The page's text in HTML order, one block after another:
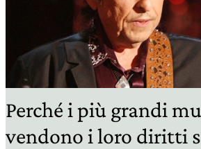
Perché i più grandi
vendono i loro diritti